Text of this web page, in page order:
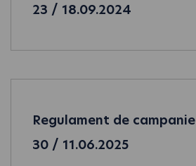
23 / 18.09.2024
Regulament de campanie
30 / 11.06.2025